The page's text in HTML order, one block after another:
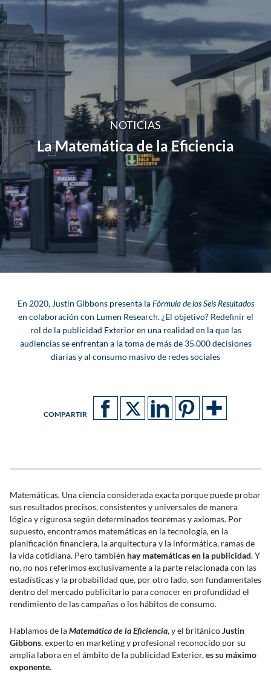
NOTICIAS
La Matemática de la Eficiencia
En 2020, Justin Gibbons presenta laFórmula de los Seis Resultados
en colaboración con Lumen Research. ¿El objetivo? Redefinir el
rol de la publicidad Exterior en una realidad en la que las
audiencias se enfrentan a la toma de más de 35.000 decisiones
diarias y al consumo masivo de redes sociales
COMPARTIR
Matemáticas. Una ciencia considerada exacta porque puede probar
sus resultados precisos, consistentes y universales de manera
lógica y rigurosa según determinados teoremas y axiomas. Por
supuesto, encontramos matemáticas en la tecnología, en la
planificación financiera, la arquitectura y la informática, ramas de
la vida cotidiana. Pero también hay matemáticas en la publicidad. Y
no, no nos referimos exclusivamente a la parte relacionada con las
estadísticas y la probabilidad que, por otro lado, son fundamentales
dentro del mercado publicitario para conocer en profundidad el
rendimiento de las campañas o los hábitos de consumo.
Hablamos de laMatemática de la Eficiencia, y el británicoJustin
Gibbons, experto en marketing y profesional reconocido por su
amplia labora en el ámbito de la publicidad Exterior,es su máximo
exponente.